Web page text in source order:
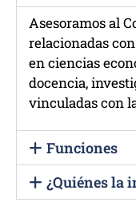
Asesoramos al
relacionadas
en ciencias
docencia,
vinculadas con
Funciones
¿Quiénes la